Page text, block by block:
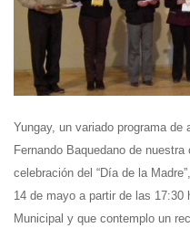
Yungay, un variado programa
Fernando Baquedano de
celebración del “Día de la
14 de mayo a partir de las
Municipal y que contemplo un